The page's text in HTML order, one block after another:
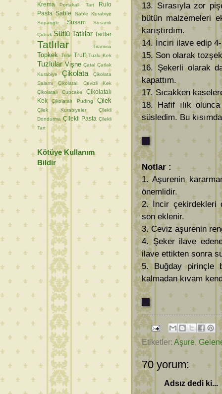
13. Sırasıyla zor
bütün malzemeleri
karıştırdım.
14. İnciri ilave edip
15. Son olarak
16. Şekerli olarak
kapattım.
17. Sıcakken
18. Hafif ılık
süsledim. Bu
Notlar :
1. Aşurenin
önemlidir.
2. İncir çekirdekleri
son eklenir.
3. Ceviz aşurenin
4. Şeker ilave
ilave ettikten sonra
5. Buğday pirinçle
kalmadan kıvam
Etiketler: Aşure,
70 yorum:
Adsız dedi ki...
Krema
Portakallı Tart
Rulo
Pasta Sable
Sable Kurabiye
Supangle
Susam Susamlı
Çubuk Sütlü Tatlılar Tartlar
Tatlılar Tiramisu
Topkek Trifle Truff Tuzlu Kek
Tuzlular Vişne Çatal Çatlak
Kurabiye
Çikolata
Çikolata
Salamı
Çikolatalı Cevizli Kek
Çikolatalı Cupcake
Çikolatalı
Kek
Çikolatalı Puding Çilek
Çilek Kurabiyeler
Çilekli
Dondurma Çilekli Pasta Çilekli
Tart
Kötüye Kullanım
Bildir